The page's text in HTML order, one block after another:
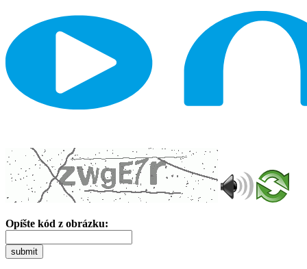
Opíšte kód z obrázku:
submit